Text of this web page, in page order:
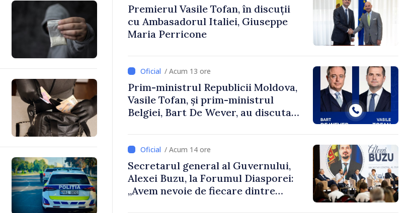
Premierul Vasile Tofan, în discuții
cu Ambasadorul Italiei, Giuseppe
Maria Perricone
/ Acum 13 ore
Prim-ministrul Republicii Moldova,
Vasile Tofan, și prim-ministrul
Belgiei, Bart De Wever, au discutat
/ Acum 14 ore
Secretarul general al Guvernului,
Alexei Buzu, la Forumul Diasporei:
„Avem nevoie de fiecare dintre